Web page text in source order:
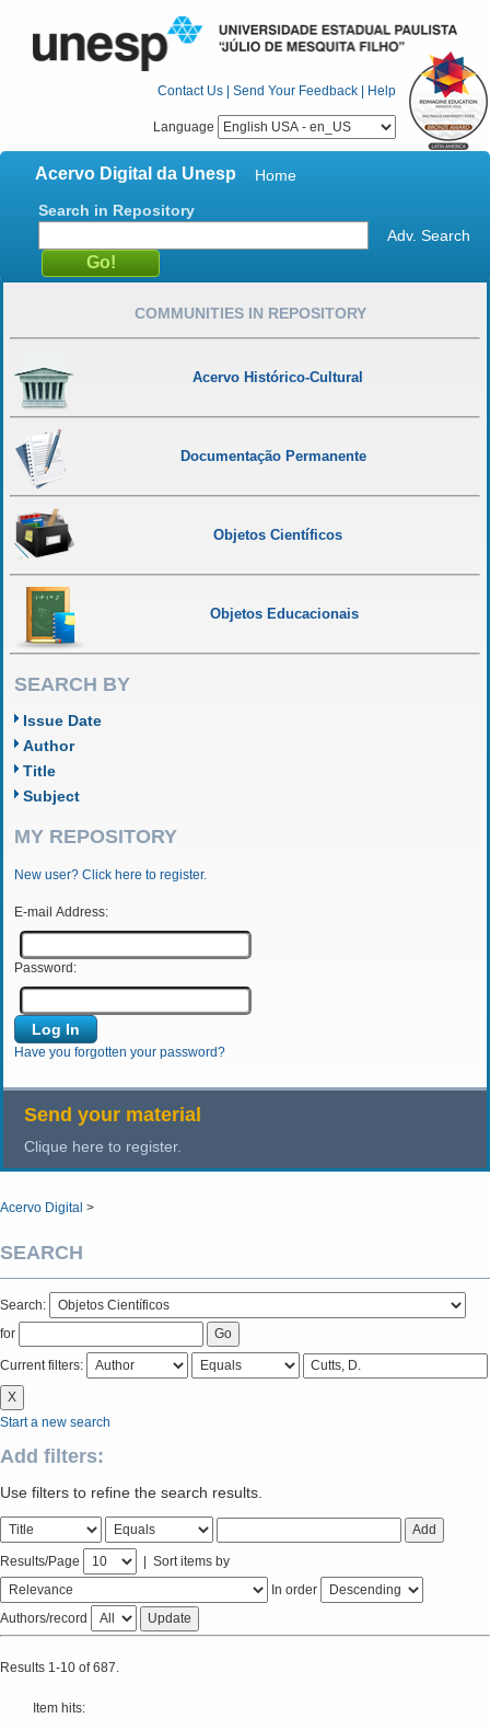
Contact Us | Send Your Feedback | Help
Language
Acervo Digital da Unesp
Home
Search in Repository
Adv. Search
COMMUNITIES IN REPOSITORY
Acervo Histórico-Cultural
Documentação Permanente
Objetos Científicos
Objetos Educacionais
SEARCH BY
Issue Date
Author
Title
Subject
MY REPOSITORY
New user? Click here to register.
E-mail Address:
Password:
Have you forgotten your password?
Send your material
Clique here to register.
Acervo Digital >
SEARCH
Search:
for
Current filters:
Start a new search
Add filters:
Use filters to refine the search results.
Results/Page
Sort items by
In order
Authors/record
Results 1-10 of 687.
Item hits: